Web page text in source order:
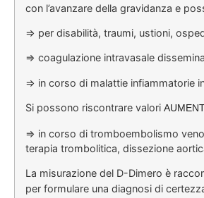
con l’avanzare della gravidanza e
=> per disabilità, traumi, ustioni,
=> coagulazione intravasale
=> in corso di malattie infiammatorie
Si possono riscontrare valori
=> in corso di tromboembolismo
terapia trombolitica, dissezione
La misurazione del D-Dimero è
per formulare una diagnosi di